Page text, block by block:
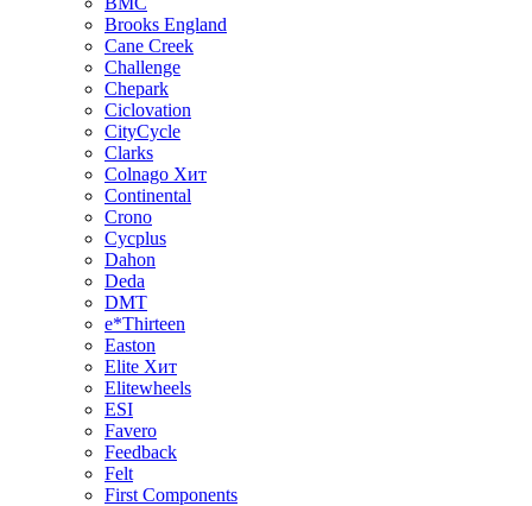
Brooks England
Cane Creek
Challenge
Chepark
Ciclovation
CityCycle
Clarks
Colnago Хит
Continental
Crono
Cycplus
Dahon
Deda
DMT
e*Thirteen
Easton
Elite Хит
Elitewheels
ESI
Favero
Feedback
Felt
First Components